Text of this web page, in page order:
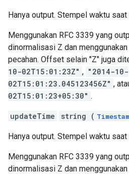
Hanya output. Stempel waktu saat
Menggunakan RFC 3339 yang
dinormalisasi Z dan
pecahan. Offset selain "Z" juga
10-02T15:01:23Z" , "2014-10-
02T15:01:23.045123456Z" ,
02T15:01:23+05:30" .
updateTime string (
Hanya output. Stempel waktu saat
Menggunakan RFC 3339 yang
dinormalisasi Z dan